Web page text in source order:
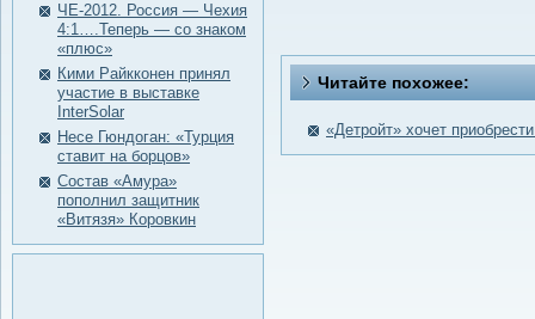
ЧЕ-2012. Россия — Чехия
4:1….Теперь — со знаком
«плюс»
Кими Райкконен принял
участие в выставке
InterSolar
Несе Гюндоган: «Турция
ставит на борцов»
Состав «Амура»
пополнил защитник
«Витязя» Коровкин
Читайте похожее:
«Детройт» хочет